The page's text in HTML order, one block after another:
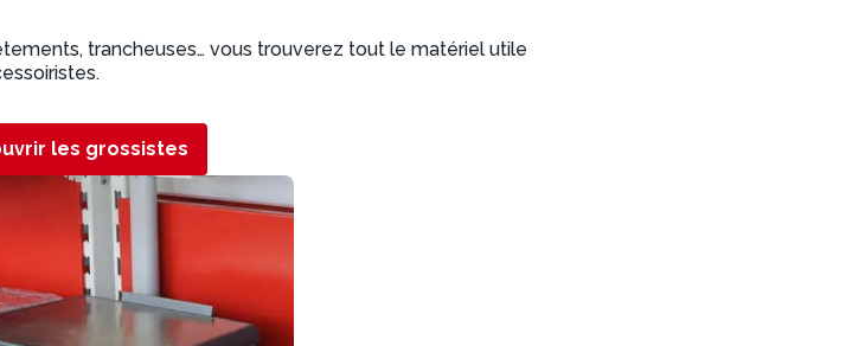
trancheuses… vous trouverez tout le matériel utile
les grossistes